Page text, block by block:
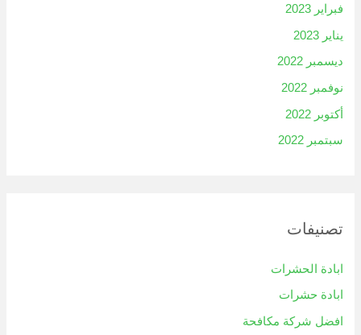
فبراير 2023
يناير 2023
ديسمبر 2022
نوفمبر 2022
أكتوبر 2022
سبتمبر 2022
تصنيفات
ابادة الحشرات
ابادة حشرات
افضل شركة مكافحة